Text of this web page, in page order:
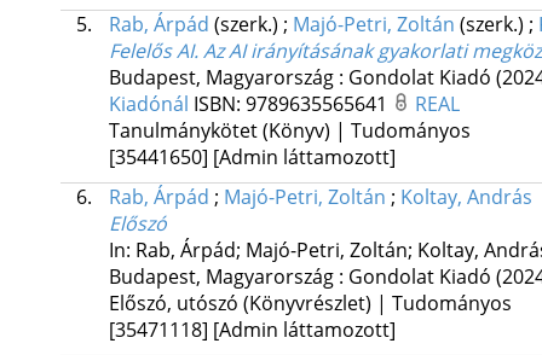
5.
Rab, Árpád (szerk.) ; Majó-Petri, Zoltán (szerk.) ;
Felelős AI. Az AI irányításának gyakorlati
Budapest, Magyarország : Gondolat Kiadó
Kiadónál ISBN: 9789635565641
REAL
Tanulmánykötet (Könyv) | Tudományos
[35441650] [Admin láttamozott]
6.
Rab, Árpád ; Majó-Petri, Zoltán ; Koltay, András
Előszó
In: Rab, Árpád; Majó-Petri, Zoltán; Koltay,
Budapest, Magyarország : Gondolat Kiadó
Előszó, utószó (Könyvrészlet) | Tudományos
[35471118] [Admin láttamozott]